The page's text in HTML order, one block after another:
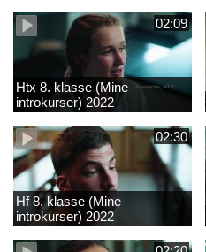
02:09
Htx 8. klasse (Mine
introkurser) 2022
02:30
Hf 8. klasse (Mine
introkurser) 2022